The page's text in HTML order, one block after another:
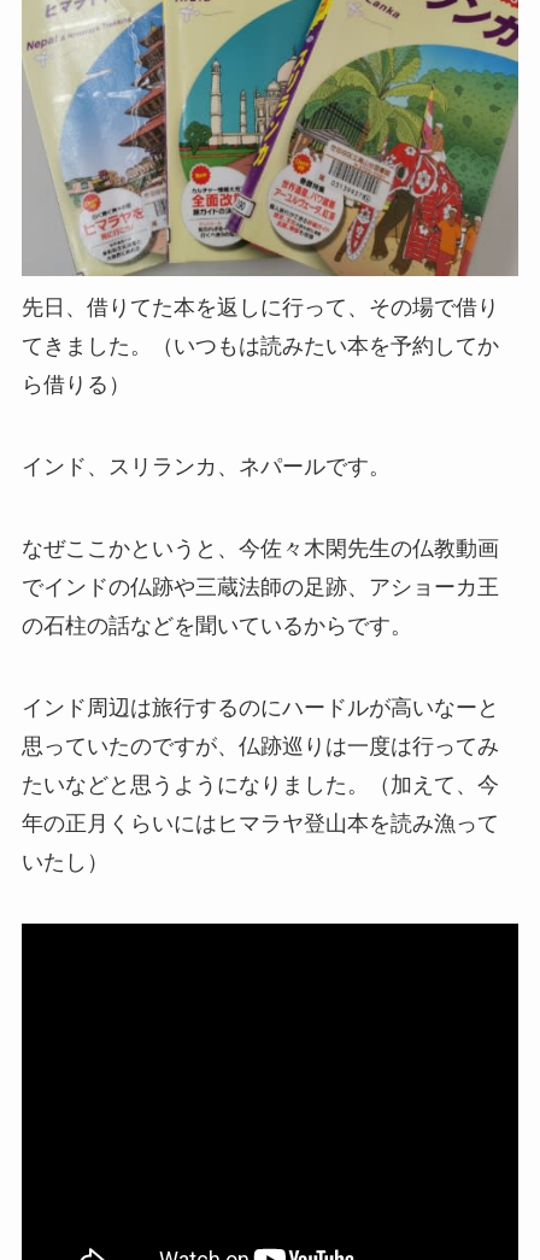
先日、借りてた本を返しに行って、その場で借り
てきました。（いつもは読みたい本を予約してか
ら借りる）
インド、スリランカ、ネパールです。
なぜここかというと、今佐々木閑先生の仏教動画
でインドの仏跡や三蔵法師の足跡、アショーカ王
の石柱の話などを聞いているからです。
インド周辺は旅行するのにハードルが高いなーと
思っていたのですが、仏跡巡りは一度は行ってみ
たいなどと思うようになりました。（加えて、今
年の正月くらいにはヒマラヤ登山本を読み漁って
いたし）